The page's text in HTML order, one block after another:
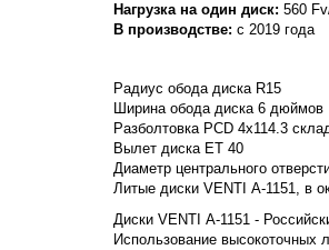
Нагрузка на один диск: 560
В производстве: с 2019 года
Радиус обода диска R15
Ширина обода диска 6 дюймов
Разболтовка PCD 4x114.3
Вылет диска ET 40
Диаметр центрального
Литые диски VENTI А-1151, в
Диски VENTI А-1151 -
Использование высокоточных